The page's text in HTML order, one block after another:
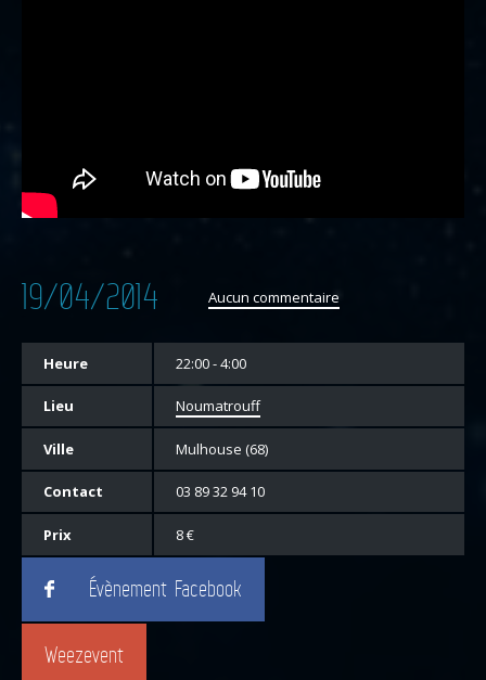
19/04/2014 Aucun commentaire
Heure 22:00 - 4:00
Lieu Noumatrouff
Ville Mulhouse (68)
Contact 03 89 32 94 10
Prix 8 €
Évènement Facebook
Weezevent